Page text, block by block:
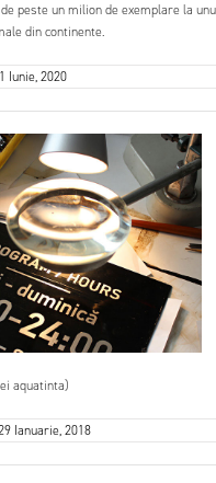
peste un milion de exemplare la
din continente.
Iunie, 2020
aquatinta)
Ianuarie, 2018